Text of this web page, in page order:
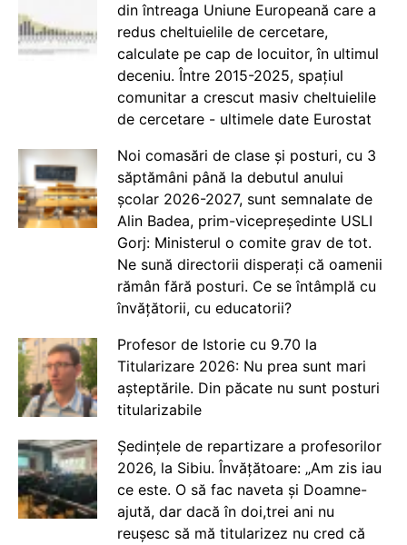
din întreaga Uniune Europeană care a
redus cheltuielile de cercetare,
calculate pe cap de locuitor, în ultimul
deceniu. Între 2015-2025, spațiul
comunitar a crescut masiv cheltuielile
de cercetare - ultimele date Eurostat
Noi comasări de clase și posturi, cu 3
săptămâni până la debutul anului
școlar 2026-2027, sunt semnalate de
Alin Badea, prim-vicepreședinte USLI
Gorj: Ministerul o comite grav de tot.
Ne sună directorii disperați că oamenii
rămân fără posturi. Ce se întâmplă cu
învățătorii, cu educatorii?
Profesor de Istorie cu 9.70 la
Titularizare 2026: Nu prea sunt mari
așteptările. Din păcate nu sunt posturi
titularizabile
Ședințele de repartizare a profesorilor
2026, la Sibiu. Învățătoare: „Am zis iau
ce este. O să fac naveta și Doamne-
ajută, dar dacă în doi,trei ani nu
reușesc să mă titularizez nu cred că